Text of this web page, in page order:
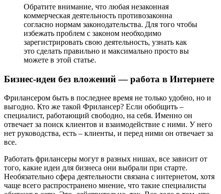
Обратите внимание, что любая незаконная
коммерческая деятельность противозаконна
согласно нормам законодательства. Для того чтобы
избежать проблем с законом необходимо
зарегистрировать свою деятельность, узнать как
это сделать правильно и максимально просто вы
можете в этой статье.
Бизнес-идеи без вложений — работа в Интернете
Фрилансером быть в последнее время не только удобно, но и
выгодно. Кто же такой Фрилансер? Если обобщить –
специалист, работающий свободно, на себя. Именно он
отвечает за поиск клиентов и взаимодействие с ними. У него
нет руководства, есть – клиенты, и перед ними он отвечает за
все.
Работать фрилансеры могут в разных нишах, все зависит от
того, какие идеи для бизнеса они выбрали при старте.
Необязательно сфера деятельности связана с интернетом, хотя
чаще всего распространено мнение, что такие специалисты